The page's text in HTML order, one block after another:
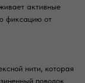
активные
фиксацию от
нити, которая
поводок